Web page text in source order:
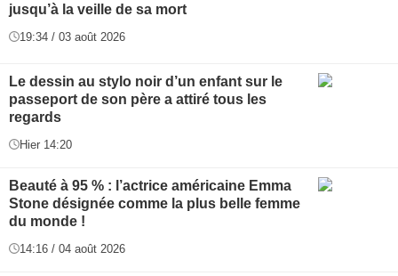
jusqu’à la veille de sa mort
19:34 / 03 août 2026
Le dessin au stylo noir d’un enfant sur le
passeport de son père a attiré tous les
regards
Hier 14:20
Beauté à 95 % : l’actrice américaine Emma
Stone désignée comme la plus belle femme
du monde !
14:16 / 04 août 2026